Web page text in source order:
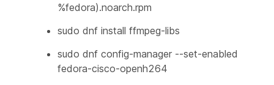
%fedora).noarch.rpm
sudo dnf install ffmpeg-libs
sudo dnf config-manager --set-enabled
fedora-cisco-openh264